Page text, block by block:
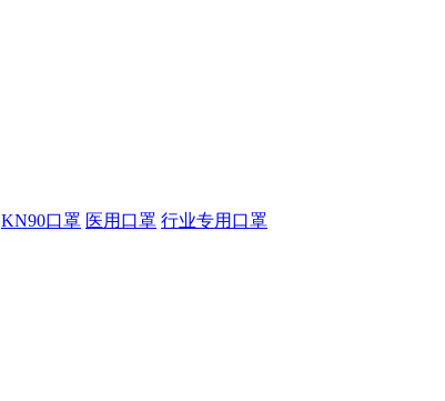
KN90口罩 医用口罩 行业专用口罩